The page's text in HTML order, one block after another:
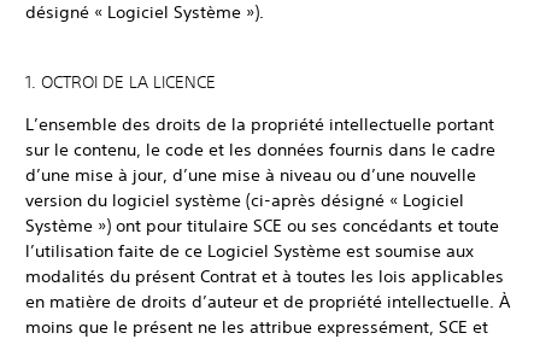
désigné « Logiciel Système »).
1. OCTROI DE LA LICENCE
L’ensemble des droits de la propriété intellectuelle portant
sur le contenu, le code et les données fournis dans le cadre
d’une mise à jour, d’une mise à niveau ou d’une nouvelle
version du logiciel système (ci-après désigné « Logiciel
Système ») ont pour titulaire SCE ou ses concédants et toute
l’utilisation faite de ce Logiciel Système est soumise aux
modalités du présent Contrat et à toutes les lois applicables
en matière de droits d’auteur et de propriété intellectuelle. À
moins que le présent ne les attribue expressément, SCE et